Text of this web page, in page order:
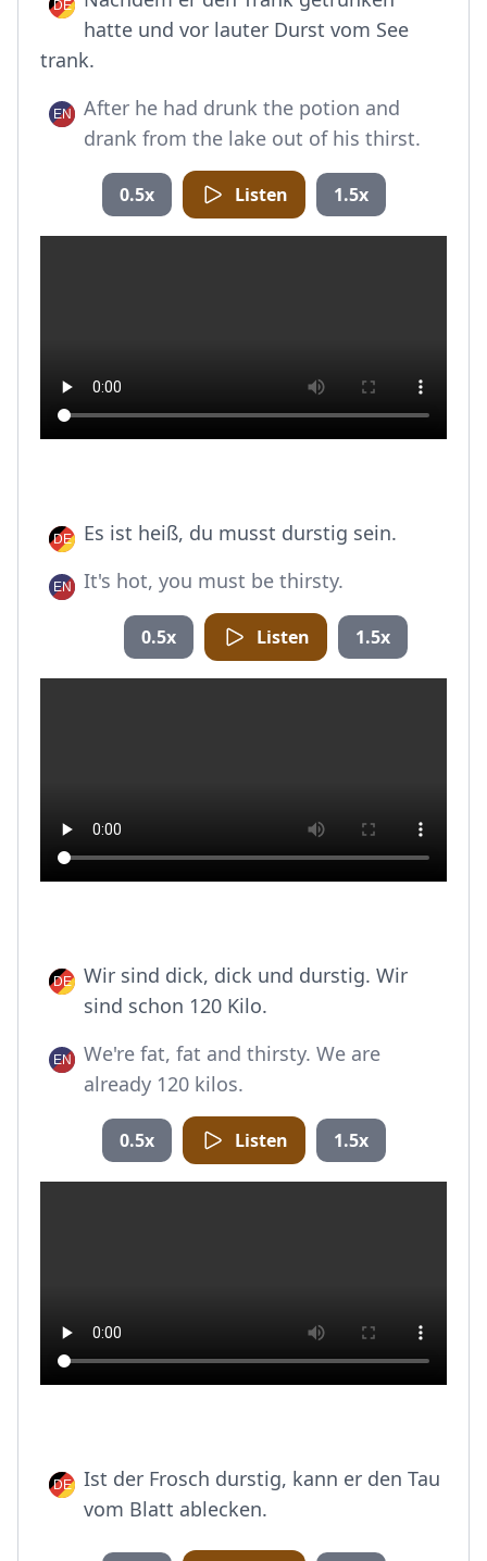
hatte und vor lauter Durst vom See
trank.
After he had drunk the potion and
drank from the lake out of his thirst.
0.5x Listen 1.5x
Es ist heiß, du musst durstig sein.
It's hot, you must be thirsty.
0.5x Listen 1.5x
Wir sind dick, dick und durstig. Wir
sind schon 120 Kilo.
We're fat, fat and thirsty. We are
already 120 kilos.
0.5x Listen 1.5x
Ist der Frosch durstig, kann er den Tau
vom Blatt ablecken.